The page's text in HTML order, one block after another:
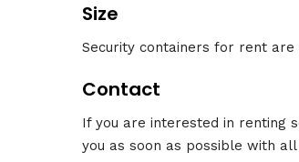
Size
Security containers for rent are
Contact
If you are interested in renting
you as soon as possible with